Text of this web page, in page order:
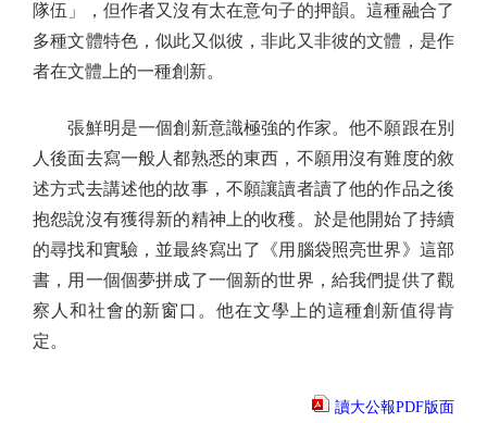
隊伍」，但作者又沒有太在意句子的押韻。這種融合了
多種文體特色，似此又似彼，非此又非彼的文體，是作
者在文體上的一種創新。
張鮮明是一個創新意識極強的作家。他不願跟在別
人後面去寫一般人都熟悉的東西，不願用沒有難度的敘
述方式去講述他的故事，不願讓讀者讀了他的作品之後
抱怨說沒有獲得新的精神上的收穫。於是他開始了持續
的尋找和實驗，並最終寫出了《用腦袋照亮世界》這部
書，用一個個夢拼成了一個新的世界，給我們提供了觀
察人和社會的新窗口。他在文學上的這種創新值得肯
定。
讀大公報PDF版面